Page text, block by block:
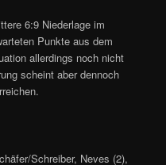
6:9 Niederlage im
Punkte aus dem
allerdings noch nicht
scheint aber dennoch
Schreiber, Neves (2),